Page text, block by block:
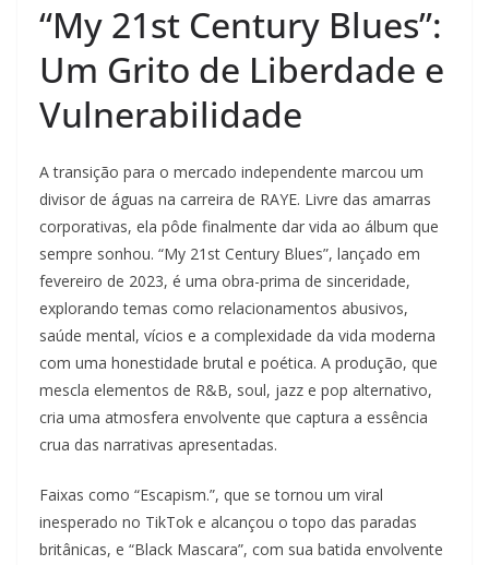
“My 21st Century Blues”:
Um Grito de Liberdade e
Vulnerabilidade
A transição para o mercado independente marcou um
divisor de águas na carreira de RAYE. Livre das amarras
corporativas, ela pôde finalmente dar vida ao álbum que
sempre sonhou. “My 21st Century Blues”, lançado em
fevereiro de 2023, é uma obra-prima de sinceridade,
explorando temas como relacionamentos abusivos,
saúde mental, vícios e a complexidade da vida moderna
com uma honestidade brutal e poética. A produção, que
mescla elementos de R&B, soul, jazz e pop alternativo,
cria uma atmosfera envolvente que captura a essência
crua das narrativas apresentadas.
Faixas como “Escapism.”, que se tornou um viral
inesperado no TikTok e alcançou o topo das paradas
britânicas, e “Black Mascara”, com sua batida envolvente